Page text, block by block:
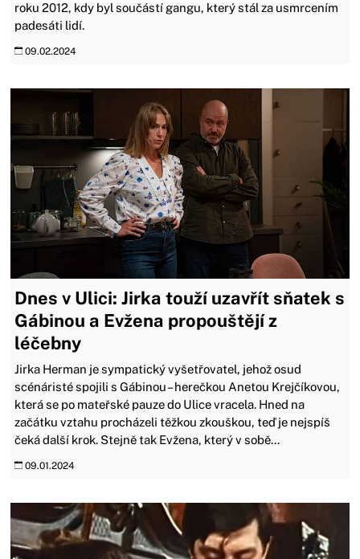
roku 2012, kdy byl součástí gangu, který stál za usmrcením
padesáti lidí.
09.02.2024
Dnes v Ulici: Jirka touží uzavřít sňatek s
Gábinou a Evžena propouštějí z
léčebny
Jirka Herman je sympatický vyšetřovatel, jehož osud
scénáristé spojili s Gábinou – herečkou Anetou Krejčíkovou,
která se po mateřské pauze do Ulice vracela. Hned na
začátku vztahu procházeli těžkou zkouškou, teď je nejspíš
čeká další krok. Stejně tak Evžena, který v sobě...
09.01.2024